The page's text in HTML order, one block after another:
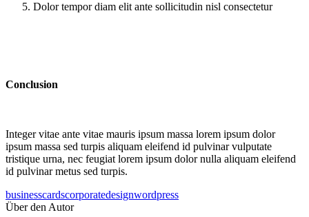
Dolor tempor diam elit ante sollicitudin nisl consectetur
Conclusion
Integer vitae ante vitae mauris ipsum massa lorem ipsum dolor
ipsum massa sed turpis aliquam eleifend id pulvinar vulputate
tristique urna, nec feugiat lorem ipsum dolor nulla aliquam eleifend
id pulvinar metus sed turpis.
businesscardscorporatedesignwordpress
Über den Autor